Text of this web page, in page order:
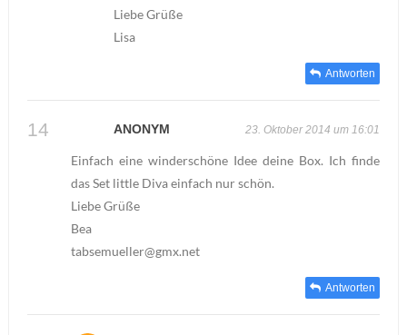
Liebe Grüße
Lisa
Antworten
ANONYM 23. Oktober 2014 um 16:01
Einfach eine winderschöne Idee deine Box. Ich finde
das Set little Diva einfach nur schön.
Liebe Grüße
Bea
tabsemueller@gmx.net
Antworten